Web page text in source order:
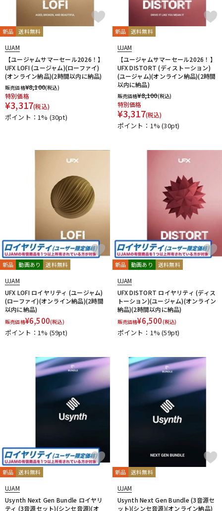
新品 送料無料
UJAM
【ユージャムサマーセール2026！】
UFX LOFI (ユージャム)(ローファイ)
(オンライン納品)(2時間以内に納品)
販売価格¥8,100(税込)
特別価格
¥3,317(税込)
ポイント：1% (30pt)
新品 送料無料
UJAM
【ユージャムサマーセール2026！】
UFX DISTORT (ディストーション)
(ユージャム)(オンライン納品)(2時間
以内に納品)
販売価格¥8,100(税込)
特別価格
¥3,317(税込)
ポイント：1%(30pt)
新品 動画あり 送料無料
UJAM
UFX LOFI ロイヤリティ (ユージャム)
(ローファイ)(オンライン納品)(2時間
以内に納品)
販売価格¥6,500(税込)
ポイント：1% (59pt)
新品 動画あり 送料無料
UJAM
UFX DISTORT ロイヤリティ (ディス
トーション)(ユージャム)(オンライン
納品)(2時間以内に納品)
販売価格¥6,500(税込)
ポイント：1%(59pt)
新品 送料無料
UJAM
Usynth Next Gen Bundle ロイヤリ
ティ (3音源セット)(シンセ音源)(オ
新品 送料無料
UJAM
Usynth Next Gen Bundle (3音源セ
ット)(シンセ音源)(オンライン納品)